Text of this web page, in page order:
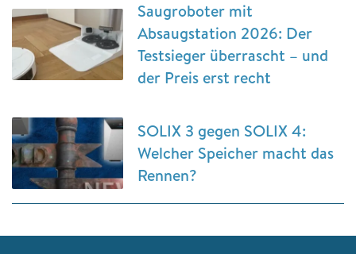
Saugroboter mit
Absaugstation 2026: Der
Testsieger überrascht – und
der Preis erst recht
SOLIX 3 gegen SOLIX 4:
Welcher Speicher macht das
Rennen?